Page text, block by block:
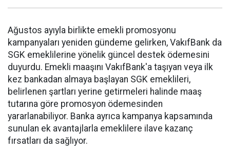
Ağustos ayıyla birlikte emekli promosyonu
kampanyaları yeniden gündeme gelirken, VakıfBank da
SGK emeklilerine yönelik güncel destek ödemesini
duyurdu. Emekli maaşını VakıfBank'a taşıyan veya ilk
kez bankadan almaya başlayan SGK emeklileri,
belirlenen şartları yerine getirmeleri halinde maaş
tutarına göre promosyon ödemesinden
yararlanabiliyor. Banka ayrıca kampanya kapsamında
sunulan ek avantajlarla emeklilere ilave kazanç
fırsatları da sağlıyor.